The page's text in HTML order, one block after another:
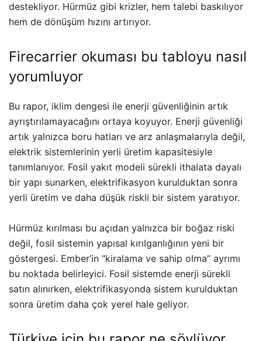
destekliyor. Hürmüz gibi krizler, hem talebi baskılıyor
hem de dönüşüm hızını artırıyor.
Firecarrier okuması bu tabloyu nasıl
yorumluyor
Bu rapor, iklim dengesi ile enerji güvenliğinin artık
ayrıştırılamayacağını ortaya koyuyor. Enerji güvenliği
artık yalnızca boru hatları ve arz anlaşmalarıyla değil,
elektrik sistemlerinin yerli üretim kapasitesiyle
tanımlanıyor. Fosil yakıt modeli sürekli ithalata dayalı
bir yapı sunarken, elektrifikasyon kurulduktan sonra
yerli üretim ve daha düşük riskli bir sistem yaratıyor.
Hürmüz kırılması bu açıdan yalnızca bir boğaz riski
değil, fosil sistemin yapısal kırılganlığının yeni bir
göstergesi. Ember’in “kiralama ve sahip olma” ayrımı
bu noktada belirleyici. Fosil sistemde enerji sürekli
satın alınırken, elektrifikasyonda sistem kurulduktan
sonra üretim daha çok yerel hale geliyor.